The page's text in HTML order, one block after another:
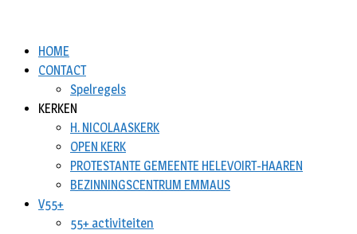
HOME
CONTACT
Spelregels
KERKEN
H. NICOLAASKERK
OPEN KERK
PROTESTANTE GEMEENTE HELEVOIRT-HAAREN
BEZINNINGSCENTRUM EMMAUS
V55+
55+ activiteiten